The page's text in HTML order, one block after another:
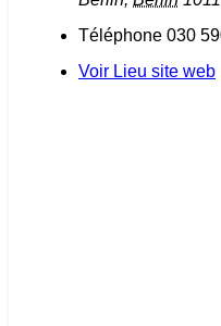
Téléphone 030
Voir Lieu site web